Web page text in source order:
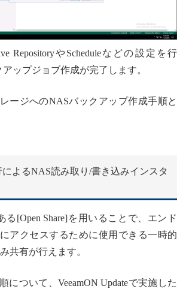
RepositoryやScheduleなどの設定を行
ップジョブ作成が完了します。
ージへのNASバックアップ作成手順と
よるNAS読み取り/書き込みインスタ
る[Open Share]を用いることで、エンド
アクセスするために使用できる一時的
共有が行えます。
について、VeeamON Updateで実施した